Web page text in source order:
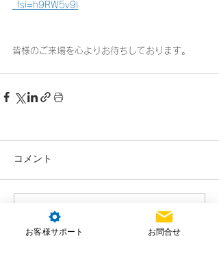
_fsi=h9RW5v9l
皆様のご来場を心よりお待ちしております。
コメント
コメントを追加…
お客様サポート お問合せ